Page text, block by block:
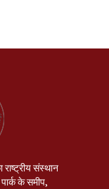
राष्ट्रीय संस्थान
के समीप,